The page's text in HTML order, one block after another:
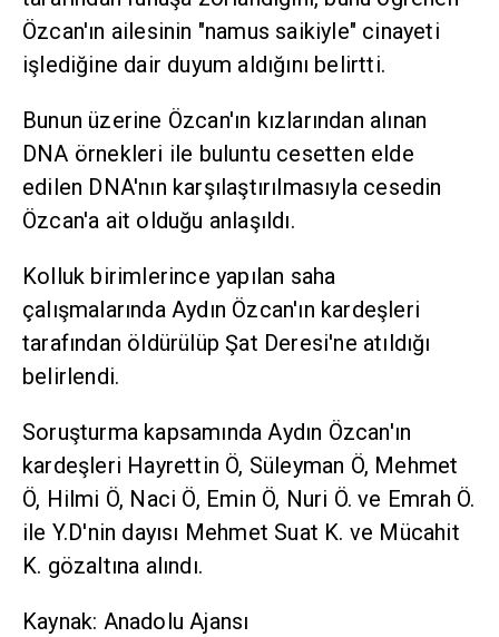
Özcan'ın ailesinin "namus saikiyle" cinayeti
işlediğine dair duyum aldığını belirtti.
Bunun üzerine Özcan'ın kızlarından alınan
DNA örnekleri ile buluntu cesetten elde
edilen DNA'nın karşılaştırılmasıyla cesedin
Özcan'a ait olduğu anlaşıldı.
Kolluk birimlerince yapılan saha
çalışmalarında Aydın Özcan'ın kardeşleri
tarafından öldürülüp Şat Deresi'ne atıldığı
belirlendi.
Soruşturma kapsamında Aydın Özcan'ın
kardeşleri Hayrettin Ö, Süleyman Ö, Mehmet
Ö, Hilmi Ö, Naci Ö, Emin Ö, Nuri Ö. ve Emrah Ö.
ile Y.D'nin dayısı Mehmet Suat K. ve Mücahit
K. gözaltına alındı.
Kaynak: Anadolu Ajansı